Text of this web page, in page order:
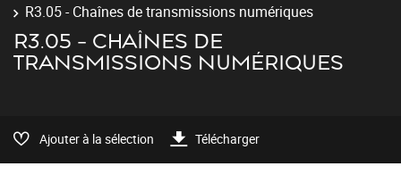
R3.05 - Chaînes de transmissions numériques
R3.05 - CHAÎNES DE
TRANSMISSIONS NUMÉRIQUES
Ajouter à la sélection Télécharger